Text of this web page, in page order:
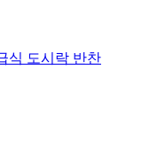
식 도시락 반찬